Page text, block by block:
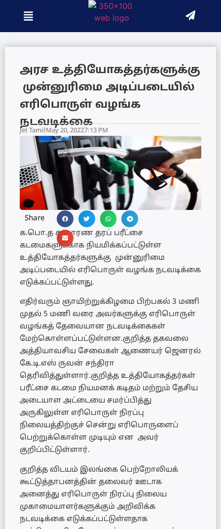
அரச உத்தியோகத்தர்களுக்கு
முன்னுரிமை அடிப்படையில்
எரிபொருள் வழங்க
நடவடிக்கை
Jet TamilMay 20, 20227:13 PM
Share
க.பொ.த சாதாரண தரப் பரீட்சை
கடமைகளுக்காக நியமிக்கப்பட்டுள்ள
உத்தியோகத்தர்களுக்கு முன்னுரிமை
அடிப்படையில் எரிபொருள் வழங்க நடவடிக்கை
எடுக்கப்பட்டுள்ளது.
எதிர்வரும் ஞாயிற்றுக்கிழமை பிற்பகல் 3 மணி
முதல் 5 மணி வரை அவர்களுக்கு எரிபொருள்
வழங்கத் தேவையான நடவடிக்கைகள்
மேற்கொள்ளப்பட்டுள்ளன.குறித்த தகவலை
அத்தியாவசிய சேவைகள் ஆணையர் ஜெனரல்
கே.டி.எஸ் ருவன் சந்திரா
தெரிவித்துள்ளார்.குறித்த உத்தியோகத்தர்கள்
பரீட்சை கடமை நியமனக் கடிதம் மற்றும் தேசிய
அடையாள அட்டையை சமர்ப்பித்து
அருகிலுள்ள எரிபொருள் நிரப்பு
நிலையத்திற்குச் சென்று எரிபொருளைப்
பெற்றுக்கொள்ள முடியும் என அவர்
குறிப்பிட்டுள்ளார்.
குறித்த விடயம் இலங்கை பெற்றோலியக்
கூட்டுத்தாபனத்தின் தலைவர் ஊடாக
அனைத்து எரிபொருள் நிரப்பு நிலைய
முகாமையாளர்களுக்கும் அறிவிக்க
நடவடிக்கை எடுக்கப்பட்டுள்ளதாக